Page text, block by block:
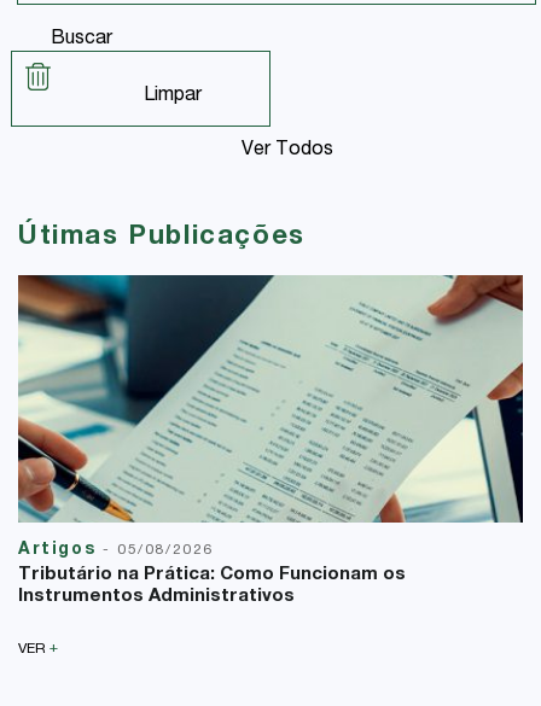
Buscar
Limpar
Ver Todos
Útimas Publicações
Artigos - 05/08/2026
Tributário na Prática: Como Funcionam os
Instrumentos Administrativos
VER +